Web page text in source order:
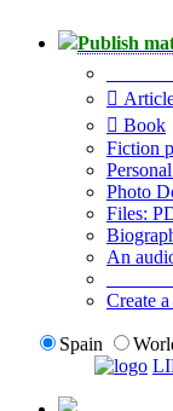
Publish
Book
Fiction
Photo
Files:
An
Create
Spain